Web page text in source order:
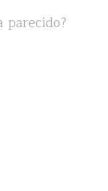
parecido?